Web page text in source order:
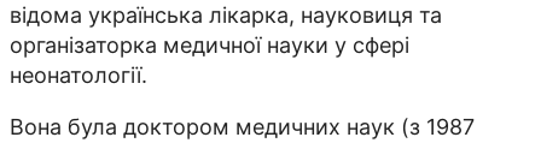
відома українська лікарка, науковиця та
організаторка медичної науки у сфері
неонатології.
Вона була доктором медичних наук (з 1987